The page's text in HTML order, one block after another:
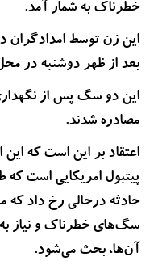
خطرناک به شمار آمد.
این زن توسط امدادگران
بعد از ظهر دوشنبه در
این دو سگ پس از
مصادره شدند.
اعتقاد بر این است که
پیتبول امریکایی است که
حادثه درحالی رخ داد که
سگ‌های خطرناک و نیاز
آن‌ها، بحث می‌شود.